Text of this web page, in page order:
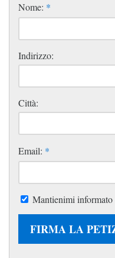
Nome: *
Indirizzo:
Città:
Email: *
Mantienimi
FIRMA LA